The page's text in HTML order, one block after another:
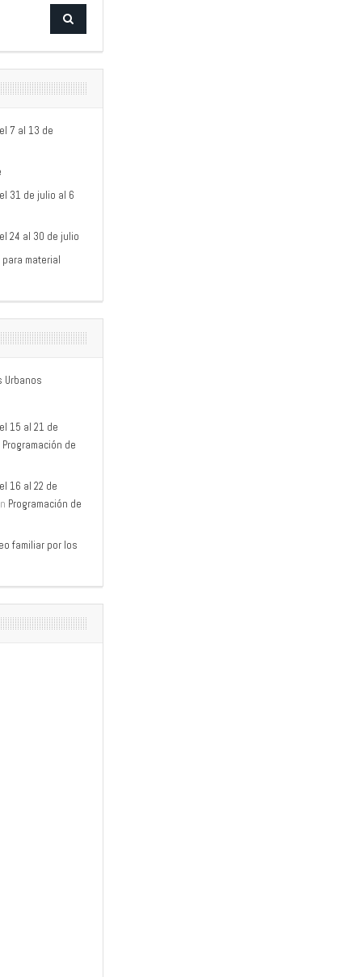
7 al 13 de
31 de julio al 6
24 al 30 de julio
material
Urbanos
15 al 21 de
Programación de
16 al 22 de
Programación de
familiar por los